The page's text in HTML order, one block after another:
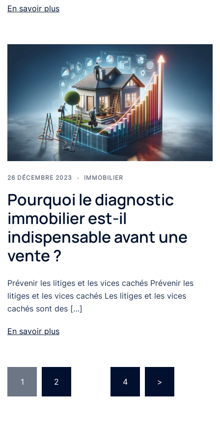
En savoir plus
26 DÉCEMBRE 2023 IMMOBILIER
Pourquoi le diagnostic
immobilier est-il
indispensable avant une
vente ?
Prévenir les litiges et les vices cachés Prévenir les
litiges et les vices cachés Les litiges et les vices
cachés sont des […]
En savoir plus
des
publications
1 2 4 >